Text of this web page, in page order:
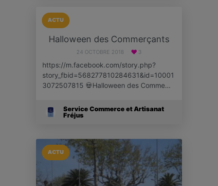
ACTU
Halloween des Commerçants
24 OCTOBRE 2018 3
https://m.facebook.com/story.php?
story_fbid=568277810284631&id=10001
3072507815 💀Halloween des Comme…
Service Commerce et Artisanat
Fréjus
ACTU